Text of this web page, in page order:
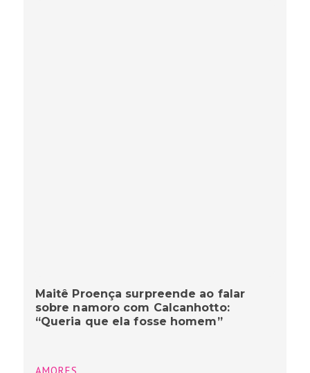
Maitê Proença surpreende ao falar
sobre namoro com Calcanhotto:
“Queria que ela fosse homem”